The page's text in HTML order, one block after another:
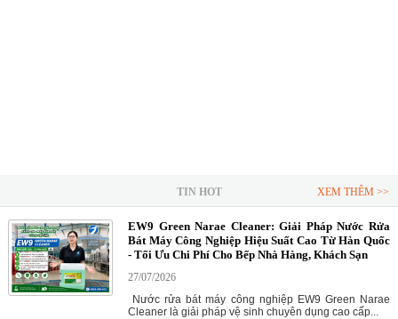
TIN HOT XEM THÊM >>
EW9 Green Narae Cleaner: Giải Pháp Nước Rửa
Bát Máy Công Nghiệp Hiệu Suất Cao Từ Hàn Quốc
- Tối Ưu Chi Phí Cho Bếp Nhà Hàng, Khách Sạn
27/07/2026
Nước rửa bát máy công nghiệp EW9 Green Narae
Cleaner là giải pháp vệ sinh chuyên dụng cao cấp...